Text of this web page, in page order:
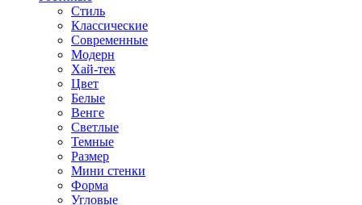
Стиль
Классические
Современные
Модерн
Хай-тек
Цвет
Белые
Венге
Светлые
Темные
Размер
Мини стенки
Форма
Угловые